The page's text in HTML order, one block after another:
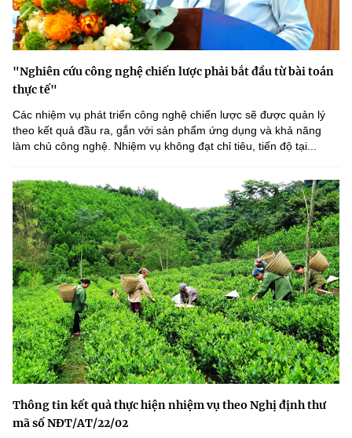
"Nghiên cứu công nghệ chiến lược phải bắt đầu từ bài toán
thực tế"
Các nhiệm vụ phát triển công nghệ chiến lược sẽ được quản lý
theo kết quả đầu ra, gắn với sản phẩm ứng dụng và khả năng
làm chủ công nghệ. Nhiệm vụ không đạt chỉ tiêu, tiến độ tại...
Thông tin kết quả thực hiện nhiệm vụ theo Nghị định thư
mã số NĐT/AT/22/02